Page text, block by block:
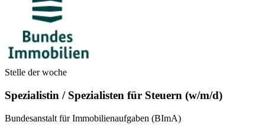
Stelle der woche
Spezialistin / Spezialisten für Steuern (w/m/d)
Bundesanstalt für Immobilienaufgaben (BImA)